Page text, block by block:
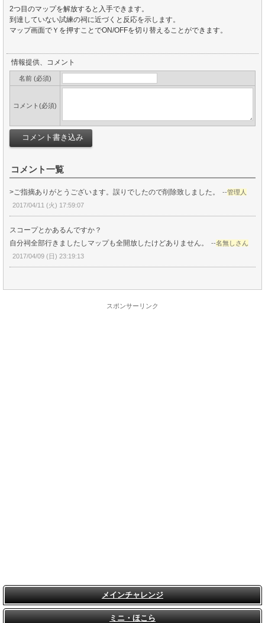
2つ目のマップを解放すると入手できます。
到達していない試練の祠に近づくと反応を示します。
マップ画面でＹを押すことでON/OFFを切り替えることができます。
情報提供、コメント
名前 (必須)
コメント(必須)
コメント一覧
>ご指摘ありがとうございます。誤りでしたので削除致しました。 --管理人
2017/04/11 (火) 17:59:07
スコープとかあるんですか？
自分祠全部行きましたしマップも全開放したけどありません。
--名無しさん
2017/04/09 (日) 23:19:13
スポンサーリンク
メインチャレンジ
ミニ・ほこら